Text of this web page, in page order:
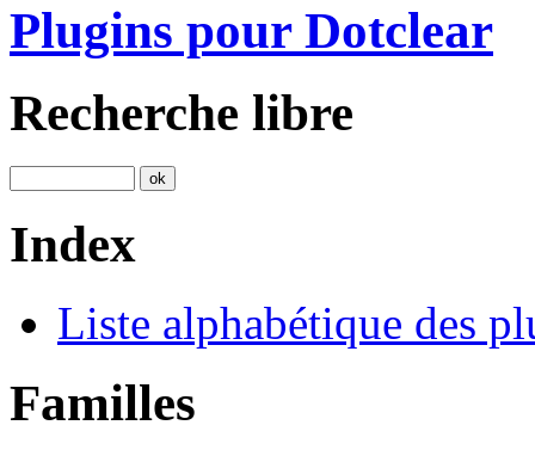
Plugins pour Dotclear
Recherche libre
Index
Liste alphabétique des
Familles